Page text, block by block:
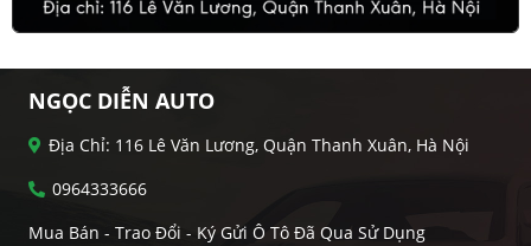
NGỌC DIỄN AUTO
Địa Chỉ: 116 Lê Văn Lương, Quận Thanh Xuân, Hà Nội
0964333666
Mua Bán - Trao Đổi - Ký Gửi Ô Tô Đã Qua Sử Dụng